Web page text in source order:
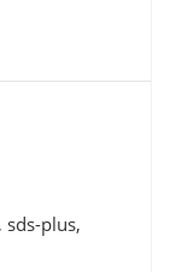
sds-plus,